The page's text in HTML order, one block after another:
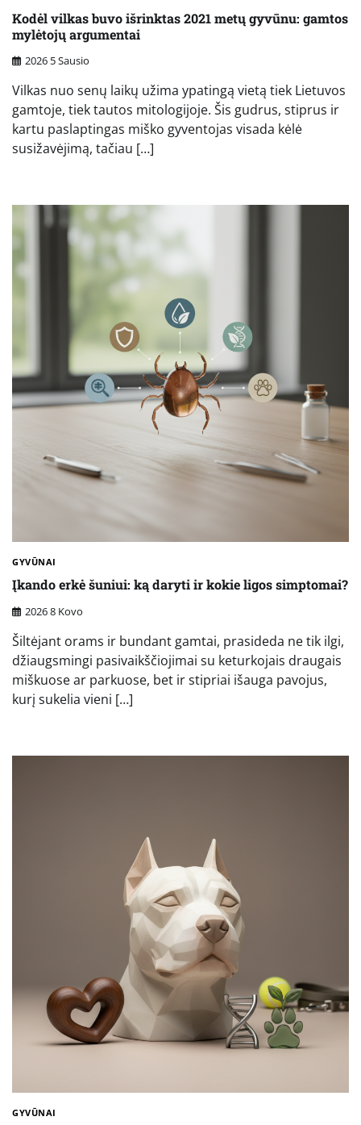
Kodėl vilkas buvo išrinktas 2021 metų gyvūnu: gamtos
mylėtojų argumentai
2026 5 Sausio
Vilkas nuo senų laikų užima ypatingą vietą tiek Lietuvos
gamtoje, tiek tautos mitologijoje. Šis gudrus, stiprus ir
kartu paslaptingas miško gyventojas visada kėlė
susižavėjimą, tačiau […]
GYVŪNAI
Įkando erkė šuniui: ką daryti ir kokie ligos simptomai?
2026 8 Kovo
Šiltėjant orams ir bundant gamtai, prasideda ne tik ilgi,
džiaugsmingi pasivaikščiojimai su keturkojais draugais
miškuose ar parkuose, bet ir stipriai išauga pavojus,
kurį sukelia vieni […]
GYVŪNAI